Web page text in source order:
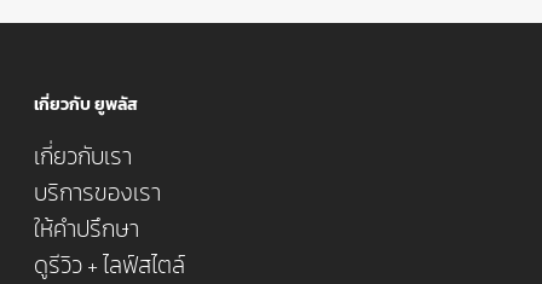
เกี่ยวกับ ยูพลัส
เกี่ยวกับเรา
บริการของเรา
ให้คำปรึกษา
ดูรีวิว + ไลฟ์สไตล์